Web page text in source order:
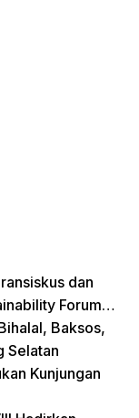
dan
Forum
Pasukan
Baksos,
Selatan
Kunjungan